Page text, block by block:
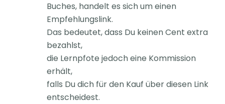
Buches, handelt es sich um einen
Empfehlungslink.
Das bedeutet, dass Du keinen Cent extra
bezahlst,
die Lernpfote jedoch eine Kommission
erhält,
falls Du dich für den Kauf über diesen Link
entscheidest.